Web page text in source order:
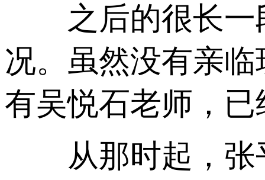
之后的很长一
况。虽然没有亲
有吴悦石老师，
从那时起，张